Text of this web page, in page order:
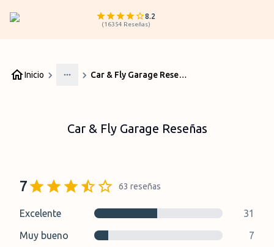
8.2
(16354 Reseñas)
Inicio
More
Car & Fly Garage Reseñas
Car & Fly Garage Reseñas
7 63 reseñas
Excelente
31
Muy bueno
7